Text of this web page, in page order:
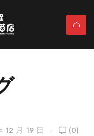
12 月 19 日 (0)